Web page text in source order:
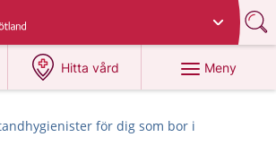
region
Hitta vård
på 1177.se
Meny
för dig som bor i